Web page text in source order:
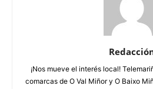
¡Nos mueve el interés local!
comarcas de O Val Miñor y O Baixo